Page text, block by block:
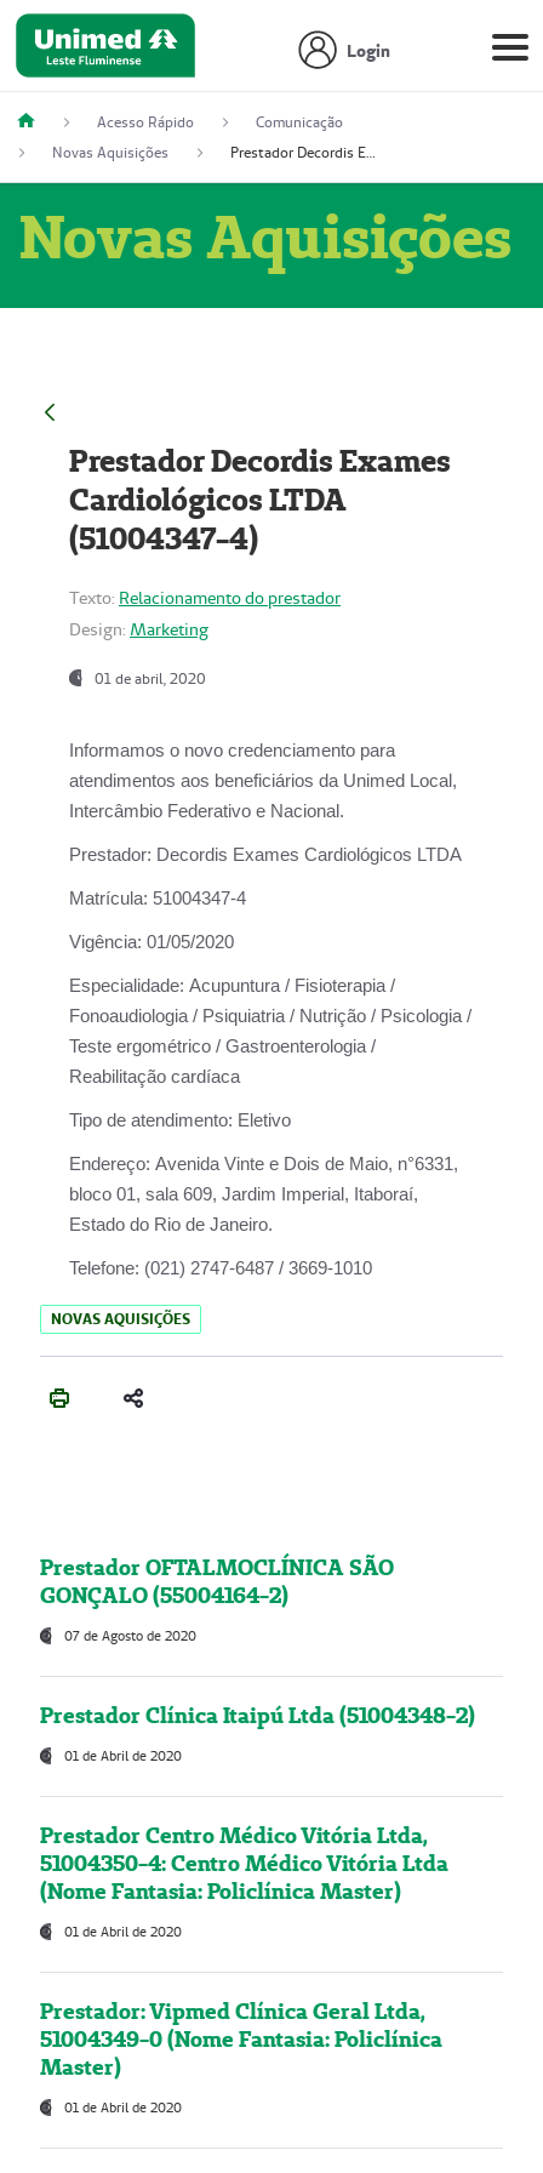
Login
Acesso Rápido
Comunicação
Novas Aquisições
Prestador Decordis Exames Cardiológicos LTDA (51004347-4)
Novas Aquisições
Prestador Decordis Exames
Cardiológicos LTDA
(51004347-4)
Texto: Relacionamento do prestador
Design: Marketing
01 de abril, 2020
Informamos o novo credenciamento para
atendimentos aos beneficiários da Unimed Local,
Intercâmbio Federativo e Nacional.
Prestador: Decordis Exames Cardiológicos LTDA
Matrícula: 51004347-4
Vigência: 01/05/2020
Especialidade: Acupuntura / Fisioterapia /
Fonoaudiologia / Psiquiatria / Nutrição / Psicologia /
Teste ergométrico / Gastroenterologia /
Reabilitação cardíaca
Tipo de atendimento: Eletivo
Endereço: Avenida Vinte e Dois de Maio, n°6331,
bloco 01, sala 609, Jardim Imperial, Itaboraí,
Estado do Rio de Janeiro.
Telefone: (021) 2747-6487 / 3669-1010
NOVAS AQUISIÇÕES
Prestador OFTALMOCLÍNICA SÃO
GONÇALO (55004164-2)
07 de Agosto de 2020
Prestador Clínica Itaipú Ltda (51004348-2)
01 de Abril de 2020
Prestador Centro Médico Vitória Ltda,
51004350-4: Centro Médico Vitória Ltda
(Nome Fantasia: Policlínica Master)
01 de Abril de 2020
Prestador: Vipmed Clínica Geral Ltda,
51004349-0 (Nome Fantasia: Policlínica
Master)
01 de Abril de 2020